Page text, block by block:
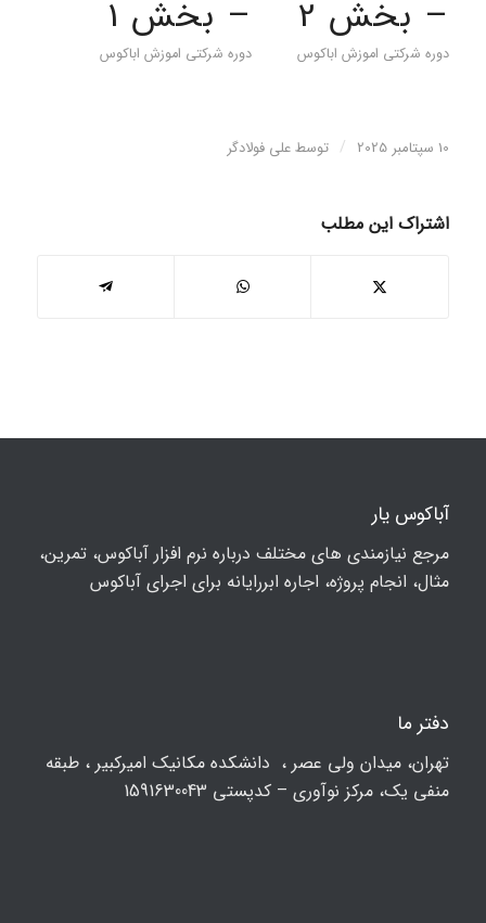
– بخش 2
دوره شرکتی اموزش اباکوس
– بخش 1
دوره شرکتی اموزش اباکوس
10 سپتامبر 2025 / توسطعلی فولادگر
اشتراک این مطلب
آباکوس یار
مرجع نیازمندی های مختلف درباره نرم افزار آباکوس، تمرین،
مثال، انجام پروژه، اجاره ابررایانه برای اجرای آباکوس
دفتر ما
تهران، ميدان ولي عصر ، دانشکده مكانيك امیرکبیر ، طبقه
منفی یک، مرکز نوآوری – کدپستی 1591630043